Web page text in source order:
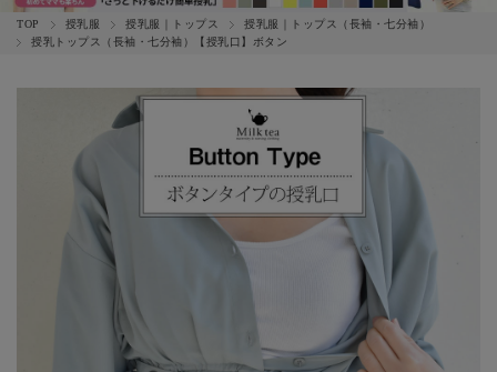
TOP 授乳服 授乳服｜トップス
授乳服｜トップス（長袖・七分袖）
授乳トップス（長袖・七分袖）【授乳口】ボタン